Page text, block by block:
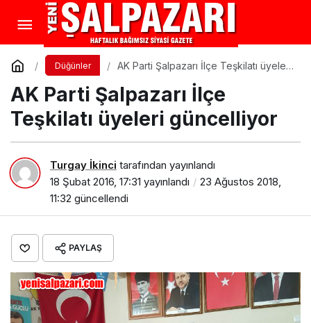
Düğünler
AK Parti Şalpazarı İlçe Teşkilatı üyeleri
AK Parti Şalpazarı İlçe
Teşkilatı üyeleri güncelliyor
Turgay İkinci tarafından yayınlandı
18 Şubat 2016, 17:31 yayınlandı
23 Ağustos 2018,
11:32 güncellendi
PAYLAŞ